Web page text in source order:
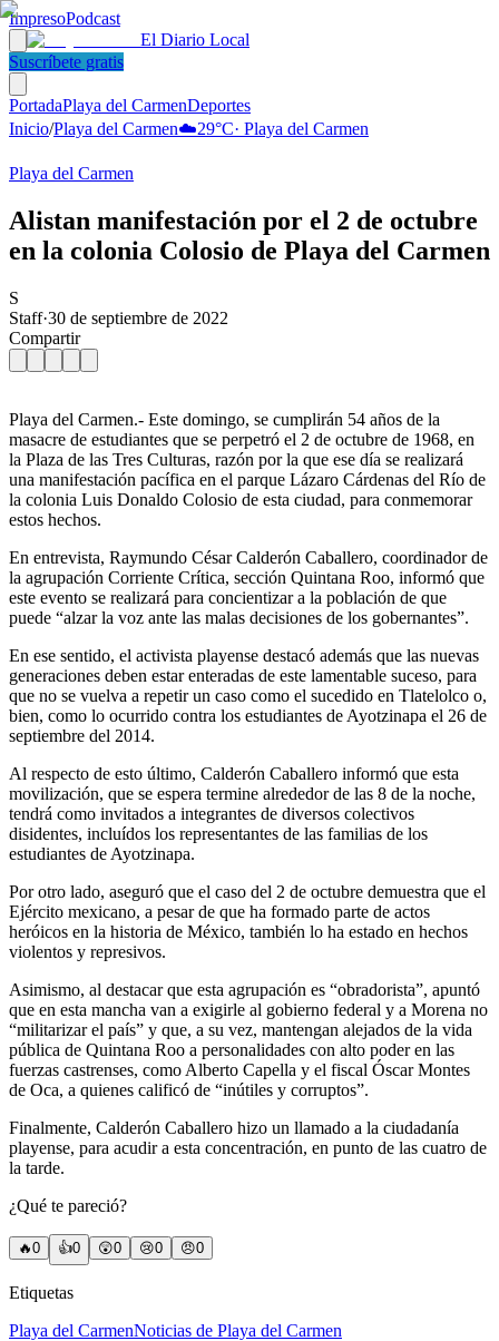
ImpresoPodcast
El Diario Local
Suscríbete gratis
PortadaPlaya del CarmenDeportes
Inicio/Playa del Carmen☁️29°C· Playa del Carmen
Playa del Carmen
Alistan manifestación por el 2 de octubre
en la colonia Colosio de Playa del Carmen
S
Staff·30 de septiembre de 2022
Compartir
Playa del Carmen.- Este domingo, se cumplirán 54 años de la
masacre de estudiantes que se perpetró el 2 de octubre de 1968, en
la Plaza de las Tres Culturas, razón por la que ese día se realizará
una manifestación pacífica en el parque Lázaro Cárdenas del Río de
la colonia Luis Donaldo Colosio de esta ciudad, para conmemorar
estos hechos.
En entrevista, Raymundo César Calderón Caballero, coordinador de
la agrupación Corriente Crítica, sección Quintana Roo, informó que
este evento se realizará para concientizar a la población de que
puede “alzar la voz ante las malas decisiones de los gobernantes”.
En ese sentido, el activista playense destacó además que las nuevas
generaciones deben estar enteradas de este lamentable suceso, para
que no se vuelva a repetir un caso como el sucedido en Tlatelolco o,
bien, como lo ocurrido contra los estudiantes de Ayotzinapa el 26 de
septiembre del 2014.
Al respecto de esto último, Calderón Caballero informó que esta
movilización, que se espera termine alrededor de las 8 de la noche,
tendrá como invitados a integrantes de diversos colectivos
disidentes, incluídos los representantes de las familias de los
estudiantes de Ayotzinapa.
Por otro lado, aseguró que el caso del 2 de octubre demuestra que el
Ejército mexicano, a pesar de que ha formado parte de actos
heróicos en la historia de México, también lo ha estado en hechos
violentos y represivos.
Asimismo, al destacar que esta agrupación es “obradorista”, apuntó
que en esta mancha van a exigirle al gobierno federal y a Morena no
“militarizar el país” y que, a su vez, mantengan alejados de la vida
pública de Quintana Roo a personalidades con alto poder en las
fuerzas castrenses, como Alberto Capella y el fiscal Óscar Montes
de Oca, a quienes calificó de “inútiles y corruptos”.
Finalmente, Calderón Caballero hizo un llamado a la ciudadanía
playense, para acudir a esta concentración, en punto de las cuatro de
la tarde.
¿Qué te pareció?
🔥0 👍0 😲0 😢0 😠0
Etiquetas
Playa del CarmenNoticias de Playa del Carmen